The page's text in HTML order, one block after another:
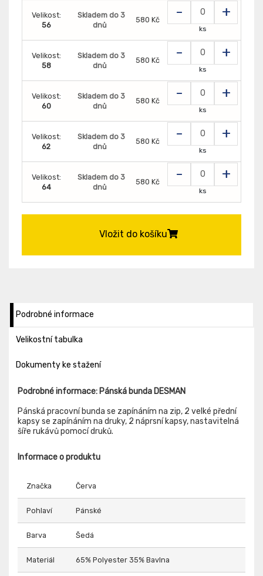
Velikost:
56
Skladem do 3
dnů
580 Kč - +
ks
Velikost:
58
Skladem do 3
dnů
580 Kč - +
ks
Velikost:
60
Skladem do 3
dnů
580 Kč - +
ks
Velikost:
62
Skladem do 3
dnů
580 Kč - +
ks
Velikost:
64
Skladem do 3
dnů
580 Kč - +
ks
Vložit do košíku
Podrobné informace
Velikostní tabulka
Dokumenty ke stažení
Podrobné informace: Pánská bunda DESMAN
Pánská pracovní bunda se zapínáním na zip, 2 velké přední
kapsy se zapínáním na druky, 2 náprsní kapsy, nastavitelná
šíře rukávů pomocí druků.
Informace o produktu
Značka Červa
Pohlaví Pánské
Barva Šedá
Materiál 65% Polyester 35% Bavlna